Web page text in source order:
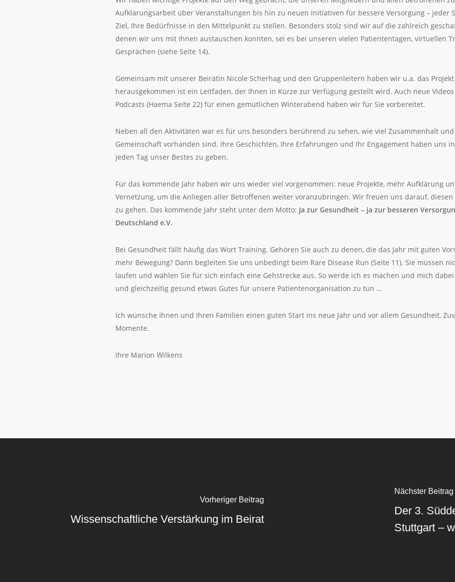
Aufklärungsarbeit über Veranstaltungen bis hin zu neuen Initiativen für bessere Versorgung – jeder
Ziel, Ihre Bedürfnisse in den Mittelpunkt zu stellen. Besonders stolz sind wir auf die zahlreich
denen wir uns mit Ihnen austauschen konnten, sei es bei unseren vielen Patiententagen, virtuellen
Gesprächen (siehe Seite 14).
Gemeinsam mit unserer Beirätin Nicole Scherhag und den Gruppenleitern haben wir u.a. das
herausgekommen ist ein Leitfaden, der Ihnen in Kürze zur Verfügung gestellt wird. Auch neue
Podcasts (Haema Seite 22) für einen gemütlichen Winterabend haben wir für Sie vorbereitet.
Neben all den Aktivitäten war es für uns besonders berührend zu sehen, wie viel Zusammenhalt
Gemeinschaft vorhanden sind. Ihre Geschichten, Ihre Erfahrungen und Ihr Engagement haben uns
jeden Tag unser Bestes zu geben.
Für das kommende Jahr haben wir uns wieder viel vorgenommen: neue Projekte, mehr Aufklärung
Vernetzung, um die Anliegen aller Betroffenen weiter voranzubringen. Wir freuen uns darauf,
zu gehen. Das kommende Jahr steht unter dem Motto: Ja zur Gesundheit – ja zur besseren
Deutschland e.V.
Bei Gesundheit fällt häufig das Wort Training. Gehören Sie auch zu denen, die das Jahr mit guten
mehr Bewegung? Dann begleiten Sie uns unbedingt beim Rare Disease Run (Seite 11). Sie müssen
laufen und wählen Sie für sich einfach eine Gehstrecke aus. So werde ich es machen und mich
und gleichzeitig gesund etwas Gutes für unsere Patientenorganisation zu tun …
Ich wünsche Ihnen und Ihren Familien einen guten Start ins neue Jahr und vor allem Gesundheit,
Momente.
Ihre Marion Wilkens
Vorheriger Beitrag
Wissenschaftliche Verstärkung im Beirat
Nächster Beitrag
Der 3.
Stuttgart –